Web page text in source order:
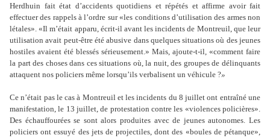
Herdhuin fait état d’accidents quotidiens et répétés et affirme avoir fait
effectuer des rappels à l’ordre sur «les conditions d’utilisation des armes non
létales». «Il m’était apparu, écrit-il avant les incidents de Montreuil, que leur
utilisation avait peut-être été abusive dans quelques situations où des jeunes
hostiles avaient été blessés sérieusement.» Mais, ajoute-t-il, «comment faire
la part des choses dans ces situations où, la nuit, des groupes de délinquants
attaquent nos policiers même lorsqu’ils verbalisent un véhicule ?»
Ce n’était pas le cas à Montreuil et les incidents du 8 juillet ont entraîné une
manifestation, le 13 juillet, de protestation contre les «violences policières».
Des échauffourées se sont alors produites avec de jeunes autonomes. Les
policiers ont essuyé des jets de projectiles, dont des «boules de pétanque»,